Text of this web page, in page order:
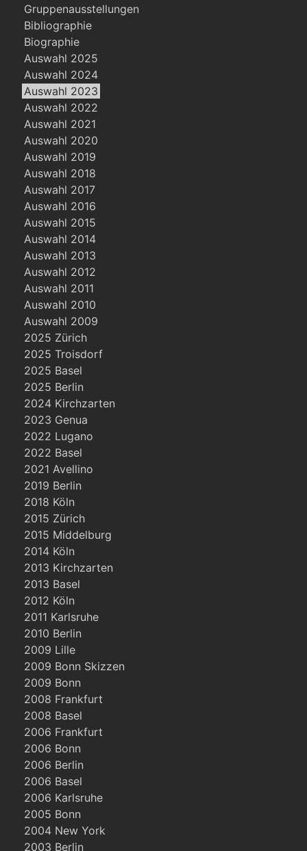
Gruppenausstellungen
Bibliographie
Biographie
Auswahl 2025
Auswahl 2024
Auswahl 2023
Auswahl 2022
Auswahl 2021
Auswahl 2020
Auswahl 2019
Auswahl 2018
Auswahl 2017
Auswahl 2016
Auswahl 2015
Auswahl 2014
Auswahl 2013
Auswahl 2012
Auswahl 2011
Auswahl 2010
Auswahl 2009
2025 Zürich
2025 Troisdorf
2025 Basel
2025 Berlin
2024 Kirchzarten
2023 Genua
2022 Lugano
2022 Basel
2021 Avellino
2019 Berlin
2018 Köln
2015 Zürich
2015 Middelburg
2014 Köln
2013 Kirchzarten
2013 Basel
2012 Köln
2011 Karlsruhe
2010 Berlin
2009 Lille
2009 Bonn Skizzen
2009 Bonn
2008 Frankfurt
2008 Basel
2006 Frankfurt
2006 Bonn
2006 Berlin
2006 Basel
2006 Karlsruhe
2005 Bonn
2004 New York
2003 Berlin